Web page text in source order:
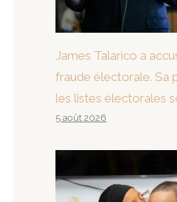
James Talarico a
fraude électorale. Sa
les listes électorales
5 août 2026